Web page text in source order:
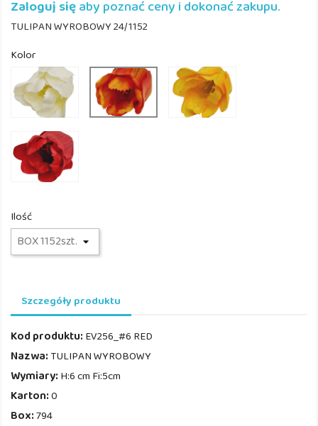
Zaloguj sięaby poznać ceny i dokonać zakupu.
TULIPAN WYROBOWY 24/1152
Kolor
EV256_#1
CREAM
EV256_#14
ORANGE
EV256_#3
YELLOW
EV256_#6
RED
Ilość
Szczegóły produktu
Kod produktu: EV256_#6 RED
Nazwa: TULIPAN WYROBOWY
Wymiary: H:6 cm Fi:5cm
Karton:0
Box:794